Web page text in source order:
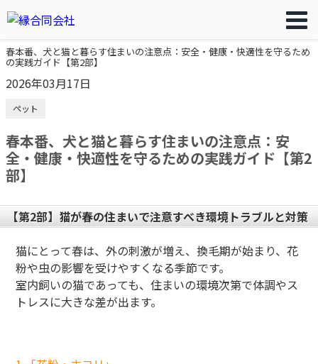
春本番、犬と猫と暮らす住まいの注意点：安全・健康・快適性を守るため
の実践ガイド【第2部】
2026年03月17日
ペット
春本番、犬と猫と暮らす住まいの注意点：安
全・健康・快適性を守るための実践ガイド【第2
部】
【第2部】猫が春の住まいで注意すべき環境トラブルと対策
猫にとって春は、外の刺激が増え、換毛期が始まり、花
粉や虫の影響を受けやすくなる季節です。
室内飼いの猫であっても、住まいの環境次第で体調やス
トレスに大きな差が出ます。